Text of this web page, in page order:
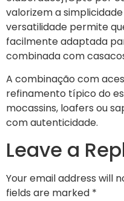
valorizem a
versatilidade permite
facilmente adaptada
combinada com
A combinação com
refinamento típico do
mocassins, loafers ou
com autenticidade.
Leave a
Your email address will
fields are marked *